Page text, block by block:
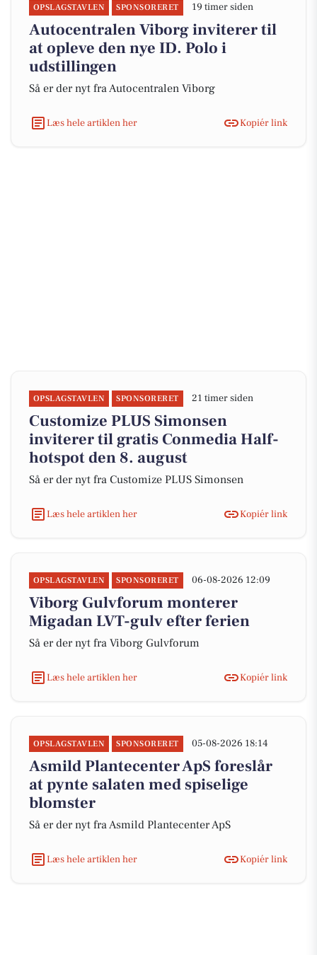
OPSLAGSTAVLEN SPONSORERET 19 timer siden
Autocentralen Viborg inviterer til
at opleve den nye ID. Polo i
udstillingen
Så er der nyt fra Autocentralen Viborg
Læs hele artiklen her Kopiér link
OPSLAGSTAVLEN SPONSORERET 21 timer siden
Customize PLUS Simonsen
inviterer til gratis Conmedia Half-
hotspot den 8. august
Så er der nyt fra Customize PLUS Simonsen
Læs hele artiklen her Kopiér link
OPSLAGSTAVLEN SPONSORERET 06-08-2026 12:09
Viborg Gulvforum monterer
Migadan LVT-gulv efter ferien
Så er der nyt fra Viborg Gulvforum
Læs hele artiklen her Kopiér link
OPSLAGSTAVLEN SPONSORERET 05-08-2026 18:14
Asmild Plantecenter ApS foreslår
at pynte salaten med spiselige
blomster
Så er der nyt fra Asmild Plantecenter ApS
Læs hele artiklen her Kopiér link